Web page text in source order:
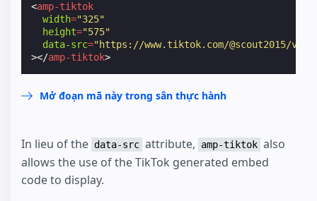
<amp-tiktok
width="325"
height="575"
data-src="https://www.tiktok.com/@scout2015/
></amp-tiktok>
Mở đoạn mã này trong sân thực hành
In lieu of the data-src attribute, amp-tiktok also
allows the use of the TikTok generated embed
code to display.